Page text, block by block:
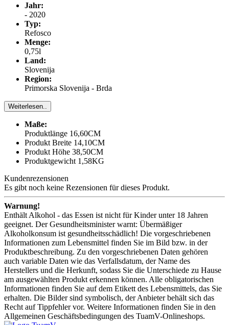
Jahr:
- 2020
Typ:
Refosco
Menge:
0,75l
Land:
Slovenija
Region:
Primorska Slovenija - Brda
Weiterlesen..
Maße:
Produktlänge 16,60CM
Produkt Breite 14,10CM
Produkt Höhe 38,50CM
Produktgewicht 1,58KG
Kundenrezensionen
Es gibt noch keine Rezensionen für dieses Produkt.
Warnung!
Enthält Alkohol - das Essen ist nicht für Kinder unter 18 Jahren
geeignet. Der Gesundheitsminister warnt: Übermäßiger
Alkoholkonsum ist gesundheitsschädlich! Die vorgeschriebenen
Informationen zum Lebensmittel finden Sie im Bild bzw. in der
Produktbeschreibung. Zu den vorgeschriebenen Daten gehören
auch variable Daten wie das Verfallsdatum, der Name des
Herstellers und die Herkunft, sodass Sie die Unterschiede zu Hause
am ausgewählten Produkt erkennen können. Alle obligatorischen
Informationen finden Sie auf dem Etikett des Lebensmittels, das Sie
erhalten. Die Bilder sind symbolisch, der Anbieter behält sich das
Recht auf Tippfehler vor. Weitere Informationen finden Sie in den
Allgemeinen Geschäftsbedingungen des TuamV-Onlineshops.